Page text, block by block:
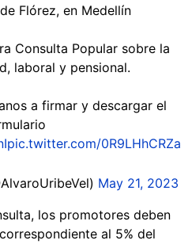
Flórez, en Medellín
Consulta Popular sobre la
laboral y pensional.
a firmar y descargar el
pic.twitter.com/0R9LHhCRZa
May 21, 2023
los promotores deben
al 5% del